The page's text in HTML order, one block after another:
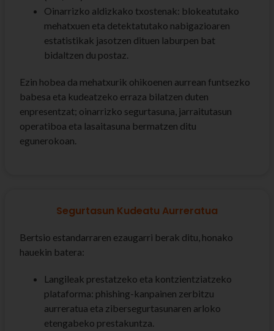
Oinarrizko aldizkako txostenak: blokeatutako
mehatxuen eta detektatutako nabigazioaren
estatistikak jasotzen dituen laburpen bat
bidaltzen du postaz.
Ezin hobea da mehatxurik ohikoenen aurrean funtsezko
babesa eta kudeatzeko erraza bilatzen duten
enpresentzat; oinarrizko segurtasuna, jarraitutasun
operatiboa eta lasaitasuna bermatzen ditu
egunerokoan.
Segurtasun Kudeatu Aurreratua
Bertsio estandarraren ezaugarri berak ditu, honako
hauekin batera:
Langileak prestatzeko eta kontzientziatzeko
plataforma: phishing-kanpainen zerbitzu
aurreratua eta zibersegurtasunaren arloko
etengabeko prestakuntza.